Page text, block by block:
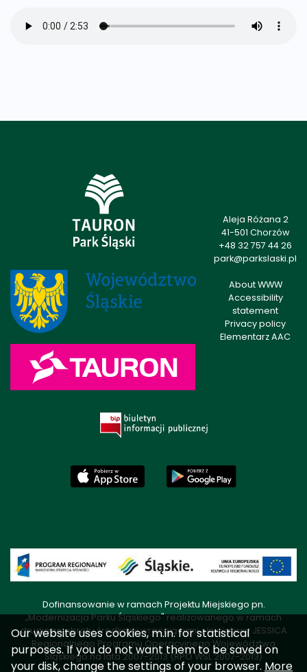
Aleja Różana 2
41-501 Chorzów
+48 32 757 44 26
park@parkslaski.pl
About WWW
Accessibility
statement
Privacy policy
Elementarz AAC
Dofinansowanie w ramach Projektu Miejskiego pn.
„Modernizacja Parku Śląskiego" realizowanego w ramach
drugiego obrotu środkami wracającymi z Inicjatywy JESSICA
Regionalnego Programu Operacyjnego Województwa
Śląskiego na lata 2007-2013 (RPO WSL 2007-2013)
Our website uses cookies, m.in. for statistical
purposes. If you do not want them to be saved on
your disk, change the settings of your browser. More